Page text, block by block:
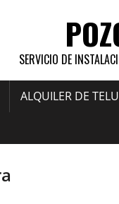
SERVICIO DE
ALQUILER DE